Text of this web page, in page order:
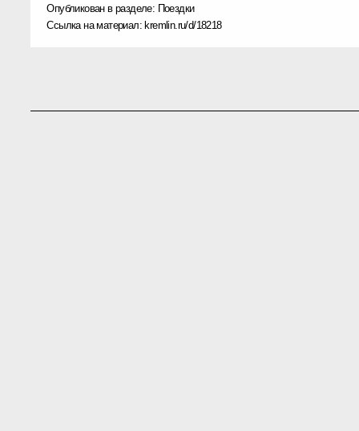
Опубликован в разделе: Поездки
Ссылка на материал: kremlin.ru/d/18218